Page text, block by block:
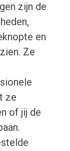
zijn de
en
Ze
ze
of jij de